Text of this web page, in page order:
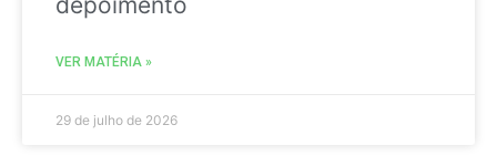
VER MATÉRIA »
29 de julho de 2026